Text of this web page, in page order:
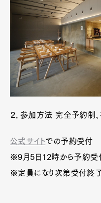
Art&Design
Product
Pen
２．参加方法 完全予約制
公式サイトでの予約受付
※9月5日12時から予約受
※定員になり次第受付終了